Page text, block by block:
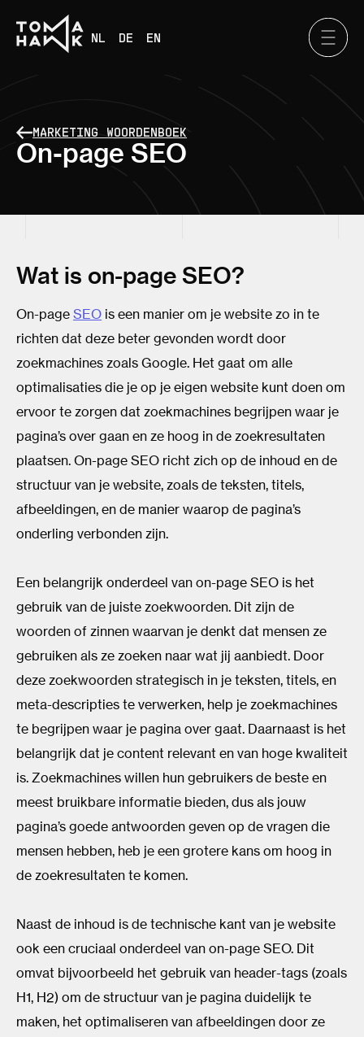
NL DE EN
MARKETING WOORDENBOEK
On-page SEO
Wat is on-page SEO?
On-page SEO is een manier om je website zo in te
richten dat deze beter gevonden wordt door
zoekmachines zoals Google. Het gaat om alle
optimalisaties die je op je eigen website kunt doen om
ervoor te zorgen dat zoekmachines begrijpen waar je
pagina’s over gaan en ze hoog in de zoekresultaten
plaatsen. On-page SEO richt zich op de inhoud en de
structuur van je website, zoals de teksten, titels,
afbeeldingen, en de manier waarop de pagina’s
onderling verbonden zijn.
Een belangrijk onderdeel van on-page SEO is het
gebruik van de juiste zoekwoorden. Dit zijn de
woorden of zinnen waarvan je denkt dat mensen ze
gebruiken als ze zoeken naar wat jij aanbiedt. Door
deze zoekwoorden strategisch in je teksten, titels, en
meta-descripties te verwerken, help je zoekmachines
te begrijpen waar je pagina over gaat. Daarnaast is het
belangrijk dat je content relevant en van hoge kwaliteit
is. Zoekmachines willen hun gebruikers de beste en
meest bruikbare informatie bieden, dus als jouw
pagina’s goede antwoorden geven op de vragen die
mensen hebben, heb je een grotere kans om hoog in
de zoekresultaten te komen.
Naast de inhoud is de technische kant van je website
ook een cruciaal onderdeel van on-page SEO. Dit
omvat bijvoorbeeld het gebruik van header-tags (zoals
H1, H2) om de structuur van je pagina duidelijk te
maken, het optimaliseren van afbeeldingen door ze